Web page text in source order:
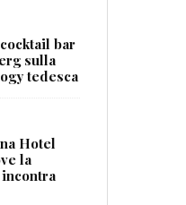
bar
sulla
tedesca
Hotel
la